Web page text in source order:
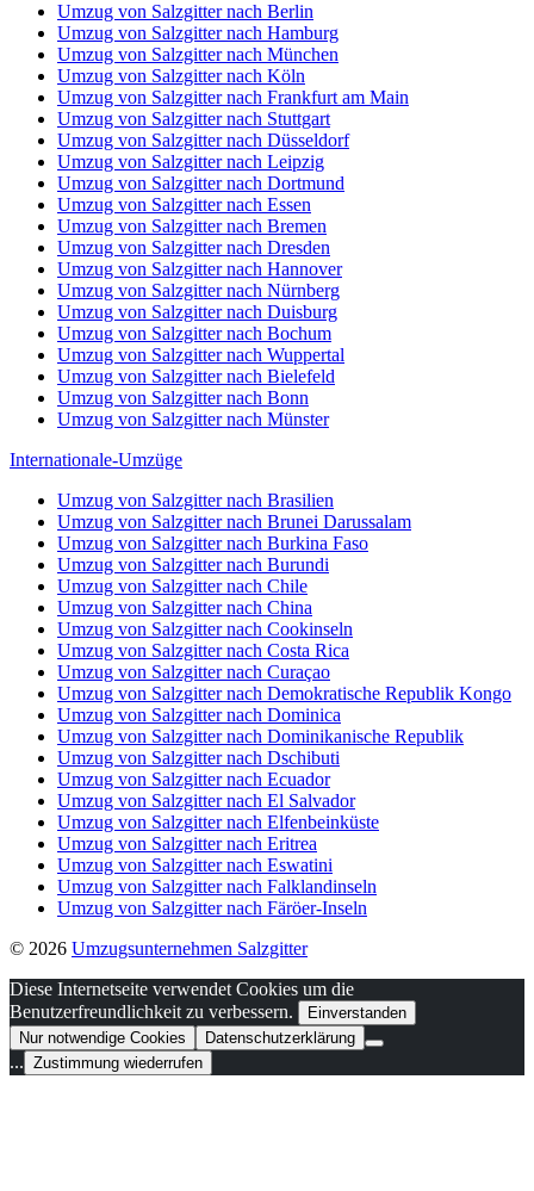
Umzug von Salzgitter nach Berlin
Umzug von Salzgitter nach Hamburg
Umzug von Salzgitter nach München
Umzug von Salzgitter nach Köln
Umzug von Salzgitter nach Frankfurt am Main
Umzug von Salzgitter nach Stuttgart
Umzug von Salzgitter nach Düsseldorf
Umzug von Salzgitter nach Leipzig
Umzug von Salzgitter nach Dortmund
Umzug von Salzgitter nach Essen
Umzug von Salzgitter nach Bremen
Umzug von Salzgitter nach Dresden
Umzug von Salzgitter nach Hannover
Umzug von Salzgitter nach Nürnberg
Umzug von Salzgitter nach Duisburg
Umzug von Salzgitter nach Bochum
Umzug von Salzgitter nach Wuppertal
Umzug von Salzgitter nach Bielefeld
Umzug von Salzgitter nach Bonn
Umzug von Salzgitter nach Münster
Internationale-Umzüge
Umzug von Salzgitter nach Brasilien
Umzug von Salzgitter nach Brunei Darussalam
Umzug von Salzgitter nach Burkina Faso
Umzug von Salzgitter nach Burundi
Umzug von Salzgitter nach Chile
Umzug von Salzgitter nach China
Umzug von Salzgitter nach Cookinseln
Umzug von Salzgitter nach Costa Rica
Umzug von Salzgitter nach Curaçao
Umzug von Salzgitter nach Demokratische Republik Kongo
Umzug von Salzgitter nach Dominica
Umzug von Salzgitter nach Dominikanische Republik
Umzug von Salzgitter nach Dschibuti
Umzug von Salzgitter nach Ecuador
Umzug von Salzgitter nach El Salvador
Umzug von Salzgitter nach Elfenbeinküste
Umzug von Salzgitter nach Eritrea
Umzug von Salzgitter nach Eswatini
Umzug von Salzgitter nach Falklandinseln
Umzug von Salzgitter nach Färöer-Inseln
© 2026 Umzugsunternehmen Salzgitter
Diese Internetseite verwendet Cookies um die
Benutzerfreundlichkeit zu verbessern.
Einverstanden
Nur notwendige Cookies
Datenschutzerklärung
... Zustimmung wiederrufen